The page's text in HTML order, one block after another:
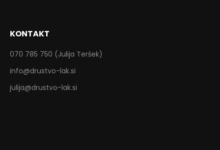
KONTAKT
070 785 750 (Julija Teršek)
info@drustvo-lak.si
julija@drustvo-lak.si